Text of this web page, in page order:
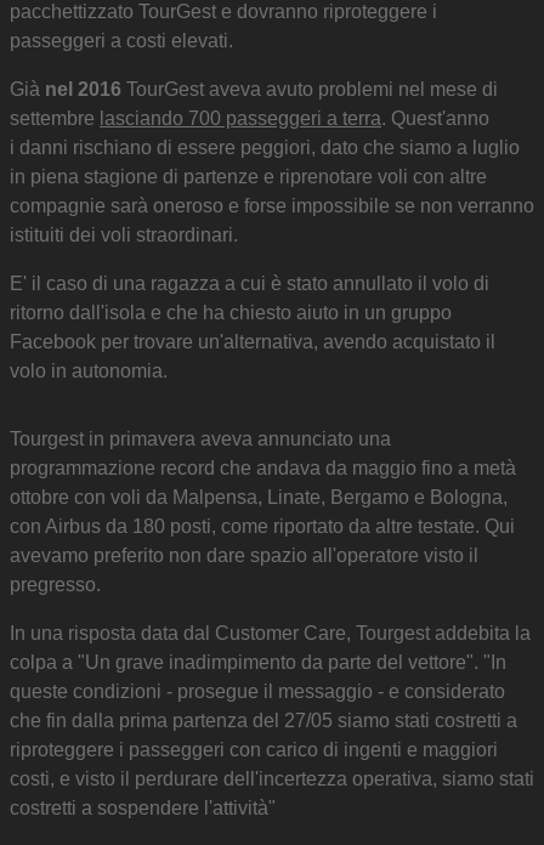
pacchettizzato TourGest e dovranno riproteggere i
passeggeri a costi elevati.
Già nel 2016 TourGest aveva avuto problemi nel mese di
settembre lasciando 700 passeggeri a terra. Quest'anno
i danni rischiano di essere peggiori, dato che siamo a luglio
in piena stagione di partenze e riprenotare voli con altre
compagnie sarà oneroso e forse impossibile se non verranno
istituiti dei voli straordinari.
E' il caso di una ragazza a cui è stato annullato il volo di
ritorno dall'isola e che ha chiesto aiuto in un gruppo
Facebook per trovare un'alternativa, avendo acquistato il
volo in autonomia.
Tourgest in primavera aveva annunciato una
programmazione record che andava da maggio fino a metà
ottobre con voli da Malpensa, Linate, Bergamo e Bologna,
con Airbus da 180 posti, come riportato da altre testate. Qui
avevamo preferito non dare spazio all'operatore visto il
pregresso.
In una risposta data dal Customer Care, Tourgest addebita la
colpa a "Un grave inadimpimento da parte del vettore". "In
queste condizioni - prosegue il messaggio - e considerato
che fin dalla prima partenza del 27/05 siamo stati costretti a
riproteggere i passeggeri con carico di ingenti e maggiori
costi, e visto il perdurare dell'incertezza operativa, siamo stati
costretti a sospendere l'attività"